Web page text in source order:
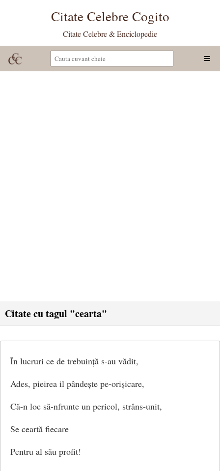
Citate Celebre Cogito
Citate Celebre & Enciclopedie
Citate cu tagul "cearta"
În lucruri ce de trebuință s-au vădit,
Ades, pieirea il pândește pe-orișicare,
Că-n loc să-nfrunte un pericol, strâns-unit,
Se ceartă fiecare
Pentru al său profit!